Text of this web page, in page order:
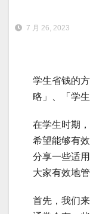
7 月 26, 2023
学生省钱的
略」、「学
在学生时期
希望能够有
分享一些适
大家有效地
首先，我们